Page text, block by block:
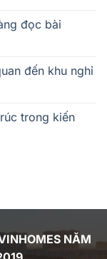
đọc bài
đến khu nghỉ
trong kiến
NĂM